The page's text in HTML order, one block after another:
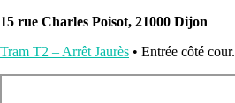
15 rue Charles Poisot, 21000 Dijon
Tram T2 – Arrêt Jaurès • Entrée côté cour.